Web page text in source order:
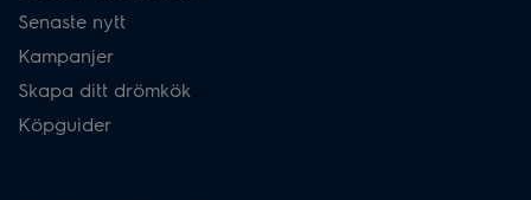
Senaste nytt
Kampanjer
Skapa ditt drömkök
Köpguider